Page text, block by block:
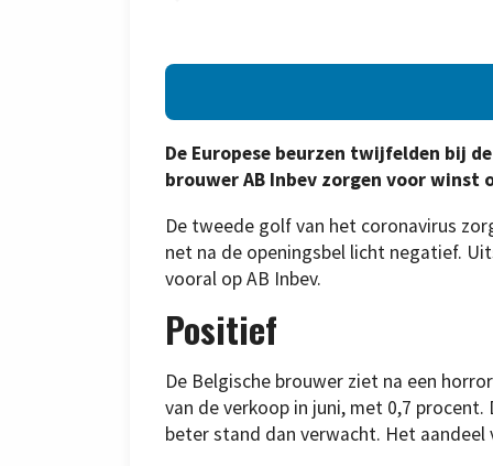
De Europese beurzen twijfelden bij
brouwer AB Inbev zorgen voor winst
De tweede golf van het coronavirus
net na de openingsbel licht negatief.
vooral op AB Inbev.
Positief
De Belgische brouwer ziet na een
van de verkoop in juni, met 0,7
beter stand dan verwacht. Het